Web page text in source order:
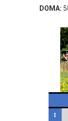
DOMA:
1